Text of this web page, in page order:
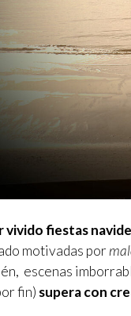
vivido fiestas
motivadas por
escenas
fin) supera con